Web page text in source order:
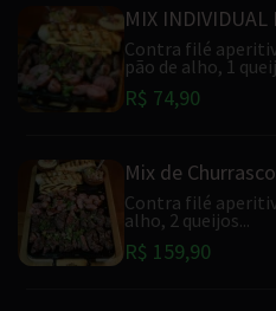
MIX INDIVIDUAL
Contra filé
pão de alho, 1
R$ 74,90
Mix de Churrasco
Contra filé
alho, 2 queijos...
R$ 159,90